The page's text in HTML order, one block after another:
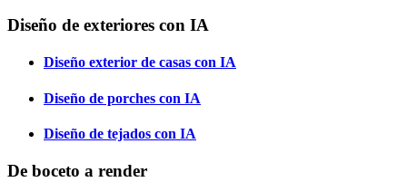
Diseño de exteriores con IA
Diseño exterior de casas con IA
Diseño de porches con IA
Diseño de tejados con IA
De boceto a render